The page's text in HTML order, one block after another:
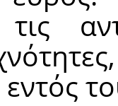
τις